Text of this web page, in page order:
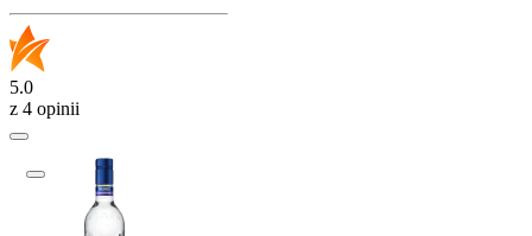
5.0
z 4 opinii